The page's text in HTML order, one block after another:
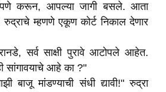
करून, आपल्या जागी बसले. आता
म्हणणे एकूण कोर्ट निकाल देणार
सर्व साक्षी पुरावे आटोपले आहेत.
सांगावयाचे आहे का ?"
बाजू मांडण्याची संधी द्यावी!" रुद्रा